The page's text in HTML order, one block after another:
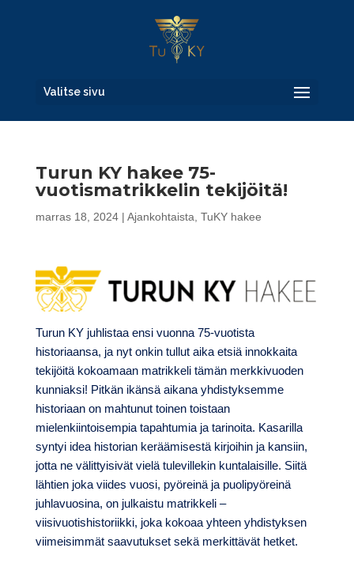
Valitse sivu
Turun KY hakee 75-
vuotismatrikkelin tekijöitä!
marras 18, 2024| Ajankohtaista TuKY hakee
Turun KY juhlistaa ensi vuonna 75-vuotista
historiaansa, ja nyt onkin tullut aika etsiä innokkaita
tekijöitä kokoamaan matrikkeli tämän merkkivuoden
kunniaksi! Pitkän ikänsä aikana yhdistyksemme
historiaan on mahtunut toinen toistaan
mielenkiintoisempia tapahtumia ja tarinoita. Kasarilla
syntyi idea historian keräämisestä kirjoihin ja kansiin,
jotta ne välittyisivät vielä tulevillekin kuntalaisille. Siitä
lähtien joka viides vuosi, pyöreinä ja puolipyöreinä
juhlavuosina, on julkaistu matrikkeli –
viisivuotishistoriikki, joka kokoaa yhteen yhdistyksen
viimeisimmät saavutukset sekä merkittävät hetket.